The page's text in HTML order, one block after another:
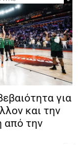
για
και την
από την